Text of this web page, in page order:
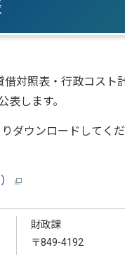
対照表・行政コスト
します。
ダウンロードしてくだ
財政課
〒849-4192